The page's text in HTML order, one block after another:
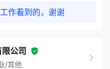
作看到的，谢谢
公司
/其他